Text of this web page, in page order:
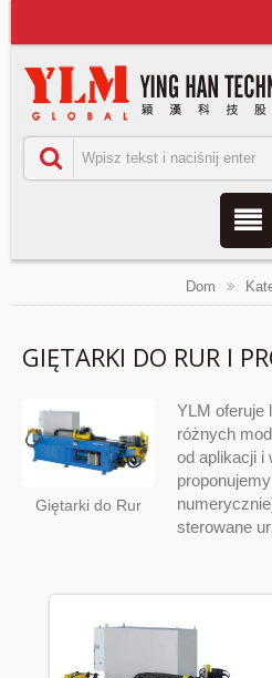
Dom
GIĘTARKI DO RUR I
Giętarki do Rur
YLM oferuje
różnych
od aplikacji i
sterowane